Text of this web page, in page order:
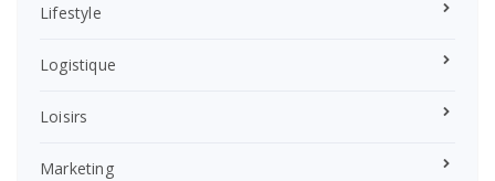
Lifestyle
Logistique
Loisirs
Marketing